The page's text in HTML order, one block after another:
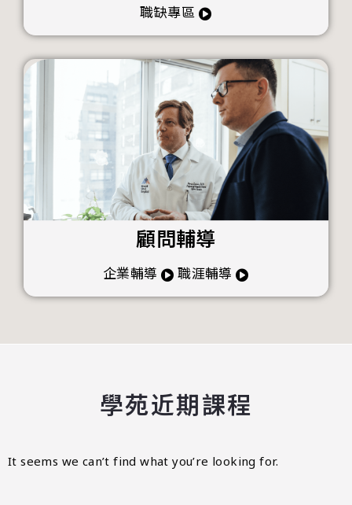
職缺專區
顧問輔導
企業輔導 職涯輔導
學苑近期課程
It seems we can’t find what you’re looking for.